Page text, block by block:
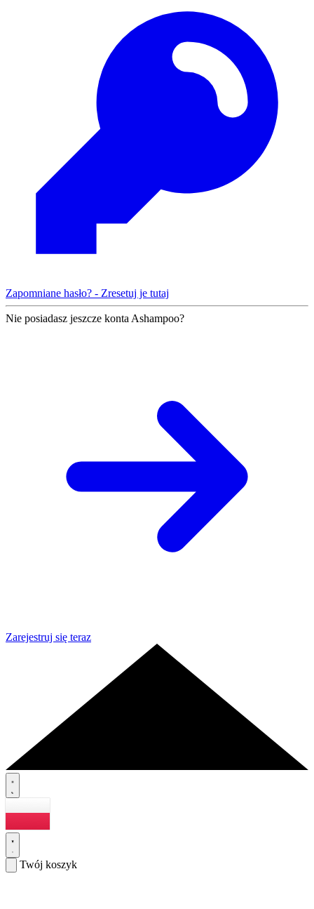
Zapomniane hasło? - Zresetuj je tutaj
Nie posiadasz jeszcze konta Ashampoo?
Zarejestruj się teraz
Twój koszyk